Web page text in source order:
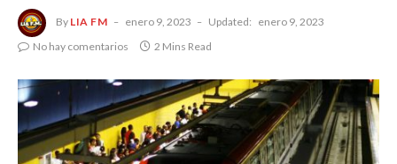
By LIA FM enero 9, 2023 Updated: enero 9, 2023
No hay comentarios
2 Mins Read